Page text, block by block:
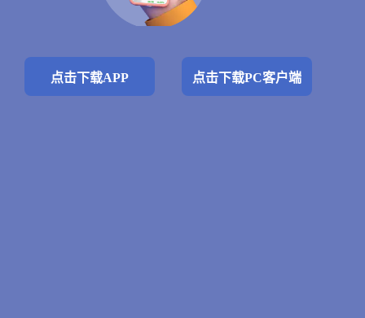
点击下载APP 点击下载PC客户端